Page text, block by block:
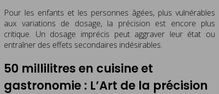
Pour les enfants et les personnes âgées, plus vulnérables
aux variations de dosage, la précision est encore plus
critique. Un dosage imprécis peut aggraver leur état ou
entraîner des effets secondaires indésirables.
50 millilitres en cuisine et
gastronomie : L’Art de la précision